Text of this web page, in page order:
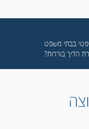
בבתי משפט
הליך בוררות?